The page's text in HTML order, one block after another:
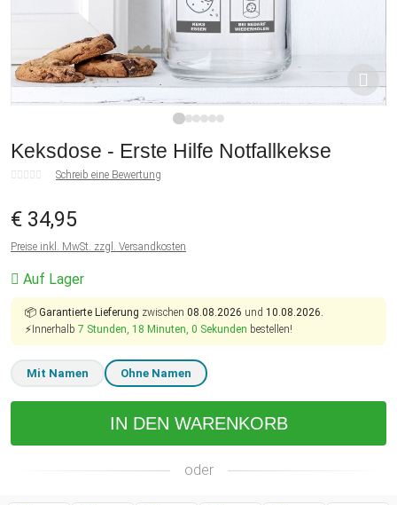
Keksdose - Erste Hilfe Notfallkekse
Schreib eine Bewertung
€ 34,95
Preise inkl. MwSt. zzgl. Versandkosten
Auf Lager
📦 Garantierte Lieferung zwischen 08.08.2026 und 10.08.2026.
⚡Innerhalb 7 Stunden, 18 Minuten, 0 Sekunden bestellen!
Mit Namen Ohne Namen
IN DEN WARENKORB
oder